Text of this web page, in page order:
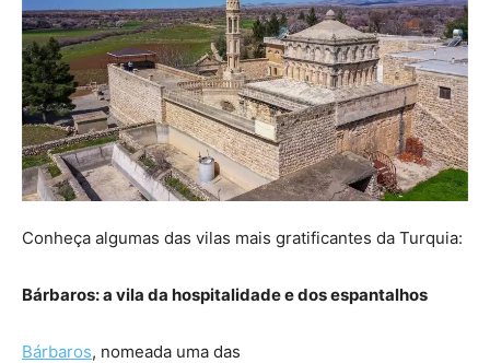
Conheça algumas das vilas mais gratificantes da Turquia:
Bárbaros: a vila da hospitalidade e dos espantalhos
Bárbaros, nomeada uma das